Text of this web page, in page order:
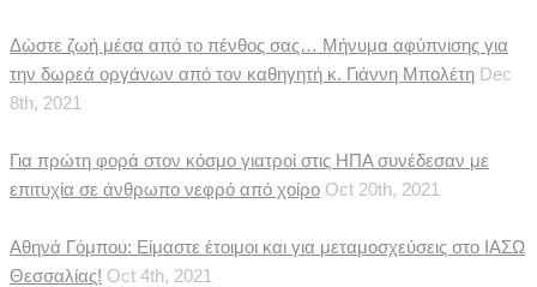
Δώστε ζωή μέσα από το πένθος σας… Μήνυμα αφύπνισης για
την δωρεά οργάνων από τον καθηγητή κ. Γιάννη Μπολέτη Dec
8th, 2021
Για πρώτη φορά στον κόσμο γιατροί στις ΗΠΑ συνέδεσαν με
επιτυχία σε άνθρωπο νεφρό από χοίρο Oct 20th, 2021
Αθηνά Γόμπου: Είμαστε έτοιμοι και για μεταμοσχεύσεις στο ΙΑΣΩ
Θεσσαλίας! Oct 4th, 2021